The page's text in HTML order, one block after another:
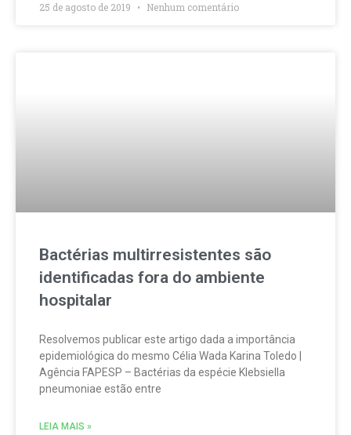
25 de agosto de 2019 Nenhum comentário
Bactérias multirresistentes são
identificadas fora do ambiente
hospitalar
Resolvemos publicar este artigo dada a importância
epidemiológica do mesmo Célia Wada Karina Toledo |
Agência FAPESP – Bactérias da espécie Klebsiella
pneumoniae estão entre
LEIA MAIS »